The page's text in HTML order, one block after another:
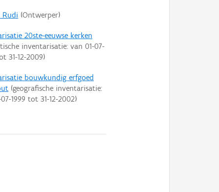
Rudi (Ontwerper)
20ste-eeuwse kerken
inventarisatie: van 01-07-
31-12-2009)
bouwkundig erfgoed
(geografische inventarisatie:
1999 tot 31-12-2002)